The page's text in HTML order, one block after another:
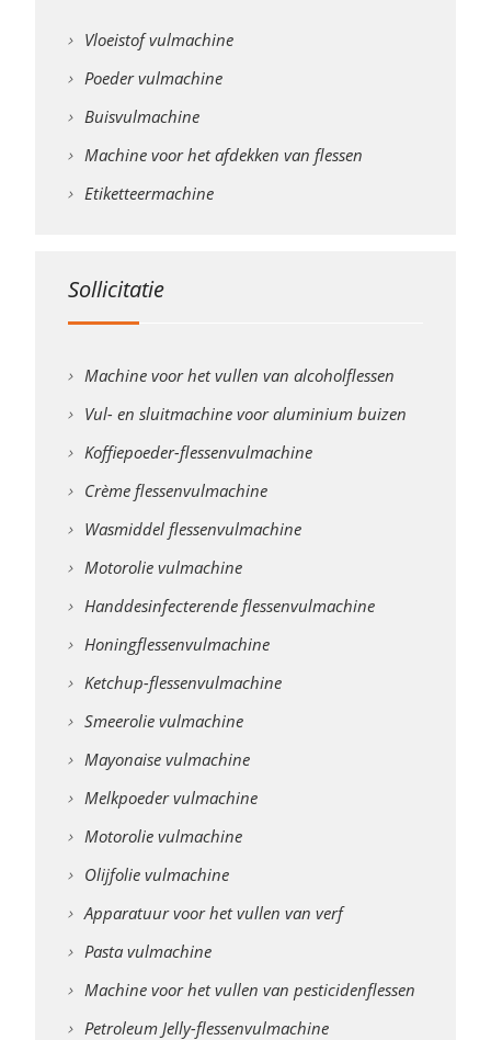
Vloeistof vulmachine
Poeder vulmachine
Buisvulmachine
Machine voor het afdekken van flessen
Etiketteermachine
Sollicitatie
Machine voor het vullen van alcoholflessen
Vul- en sluitmachine voor aluminium buizen
Koffiepoeder-flessenvulmachine
Crème flessenvulmachine
Wasmiddel flessenvulmachine
Motorolie vulmachine
Handdesinfecterende flessenvulmachine
Honingflessenvulmachine
Ketchup-flessenvulmachine
Smeerolie vulmachine
Mayonaise vulmachine
Melkpoeder vulmachine
Motorolie vulmachine
Olijfolie vulmachine
Apparatuur voor het vullen van verf
Pasta vulmachine
Machine voor het vullen van pesticidenflessen
Petroleum Jelly-flessenvulmachine